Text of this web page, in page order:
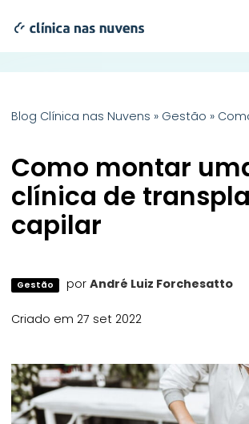
Blog Clínica nas Nuvens » Gestão »
Como montar
clínica de
capilar
Gestão por André Luiz Forchesatto
Criado em 27 set 2022